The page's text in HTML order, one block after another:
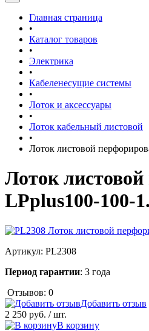
Главная страница
•
Каталог товаров
•
Электрика
•
Кабеленесущие системы
•
Лоток и аксессуары
•
Лоток кабельный листовой
•
Лоток листовой
Лоток
LPplus100-100-
Артикул: PL2308
Период гарантии: 3 года
Отзывов: 0
Добавить отзыв
2 250 руб. / шт.
В корзину